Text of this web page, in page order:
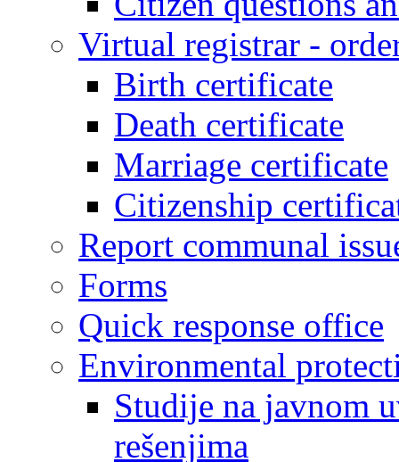
Virtual registrar -
Birth certificate
Death certificate
Marriage certificate
Citizenship
Report communal
Forms
Quick response office
Environmental
Studije na javnom
rešenjima